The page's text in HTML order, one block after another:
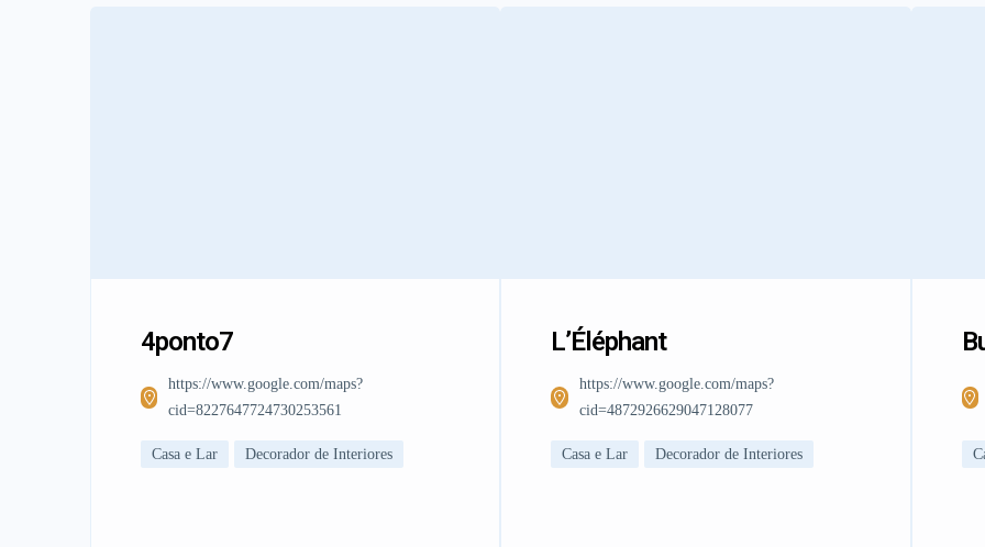
4ponto7
https://www.google.com/maps?
cid=8227647724730253561
Casa e Lar Decorador de Interiores
L’Éléphant
https://www.google.com/maps?
cid=4872926629047128077
Casa e Lar Decorador de Interiores